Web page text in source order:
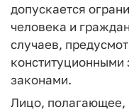
допускается
человека и
случаев,
законами.
Лицо, полагающее,